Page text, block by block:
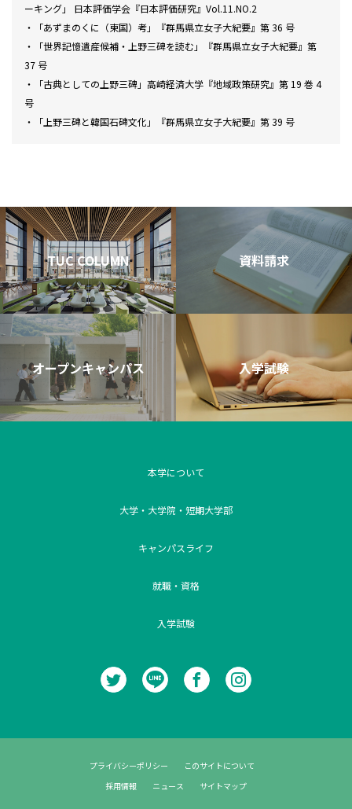
ーキング」 日本評価学会『日本評価研究』Vol.11.NO.2
・「あずまのくに（東国）考」『群馬県立女子大紀要』第 36 号
・「世界記憶遺産候補・上野三碑を読む」『群馬県立女子大紀要』第
37 号
・「古典としての上野三碑」高崎経済大学『地域政策研究』第 19 巻 4
号
・「上野三碑と韓国石碑文化」『群馬県立女子大紀要』第 39 号
TUC COLUMN 資料請求
オープンキャンパス 入学試験
本学について
大学・大学院・短期大学部
キャンパスライフ
就職・資格
入学試験
プライバシーポリシー
このサイトについて
採用情報
ニュース サイトマップ